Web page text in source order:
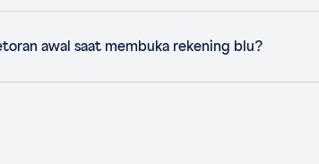
awal saat membuka rekening blu?